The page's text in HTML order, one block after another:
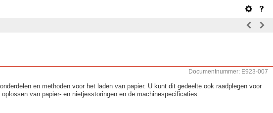
Documentnummer: E923-007
en methoden voor het laden van papier. U kunt dit gedeelte ook raadplegen voor
van papier- en nietjesstoringen en de machinespecificaties.